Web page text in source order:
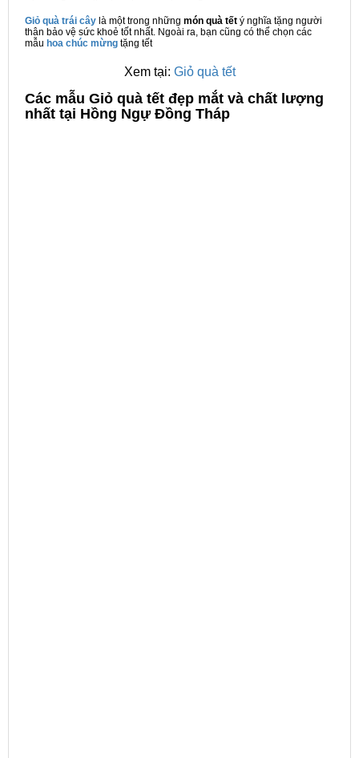
Giỏ quà trái cây là một trong những món quà tết ý nghĩa tặng người
thân bảo vệ sức khoẻ tốt nhất. Ngoài ra, bạn cũng có thể chọn các
mẫu hoa chúc mừng tặng tết
Xem tại: Giỏ quà tết
Các mẫu Giỏ quà tết đẹp mắt và chất lượng
nhất tại Hồng Ngự Đồng Tháp